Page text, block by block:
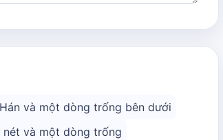
và một dòng trống bên dưới
nét và một dòng trống